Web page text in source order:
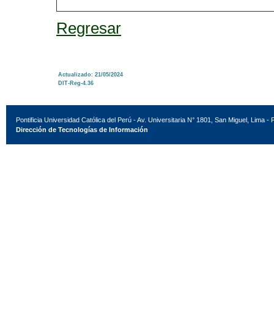
Regresar
Actualizado: 21/05/2024
DIT-Reg-4.36
Pontificia Universidad Católica del Perú - Av. Universitaria N° 1801, San Miguel, Lima -
Dirección de Tecnologías de Información